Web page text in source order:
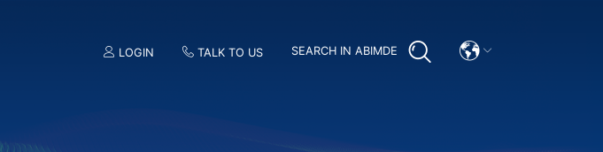
LOGIN TALK TO US SEARCH IN ABIMDE